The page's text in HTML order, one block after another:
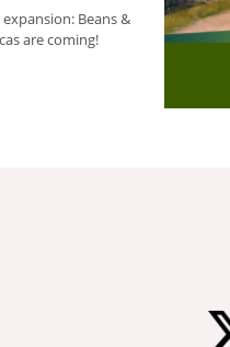
expansion: Beans &
are coming!